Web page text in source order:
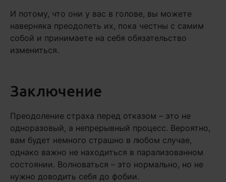
И потому, что они у вас в голове, вы можете
наверняка преодолеть их, пока честны с самим
собой и принимаете на себя обязательство
измениться.
Заключение
Преодоление страха перед отказом – это не
одноразовый, а непрерывный процесс. Вероятно,
вам будет немного страшно в любом случае,
однако важно не находиться в парализованном
состоянии. Волноваться – это нормально, но не
нужно доводить себя до фобии.